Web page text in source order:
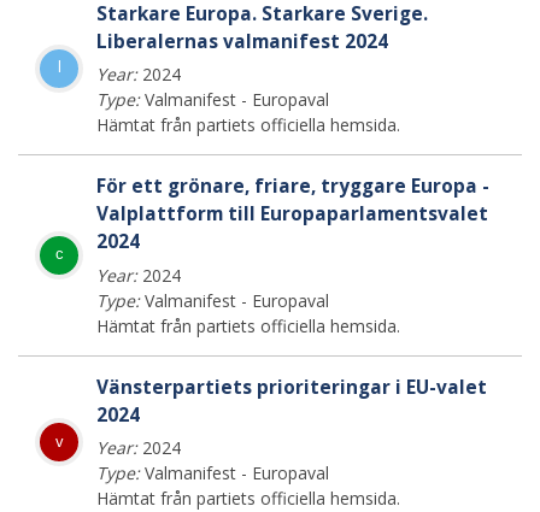
Starkare Europa. Starkare Sverige.
Liberalernas valmanifest 2024
Year:2024
Type:Valmanifest - Europaval
Hämtat från partiets officiella hemsida.
c
För ett grönare, friare, tryggare Europa -
Valplattform till Europaparlamentsvalet
2024
Year:2024
Type:Valmanifest - Europaval
Hämtat från partiets officiella hemsida.
v
Vänsterpartiets prioriteringar i EU-valet
2024
Year:2024
Type:Valmanifest - Europaval
Hämtat från partiets officiella hemsida.